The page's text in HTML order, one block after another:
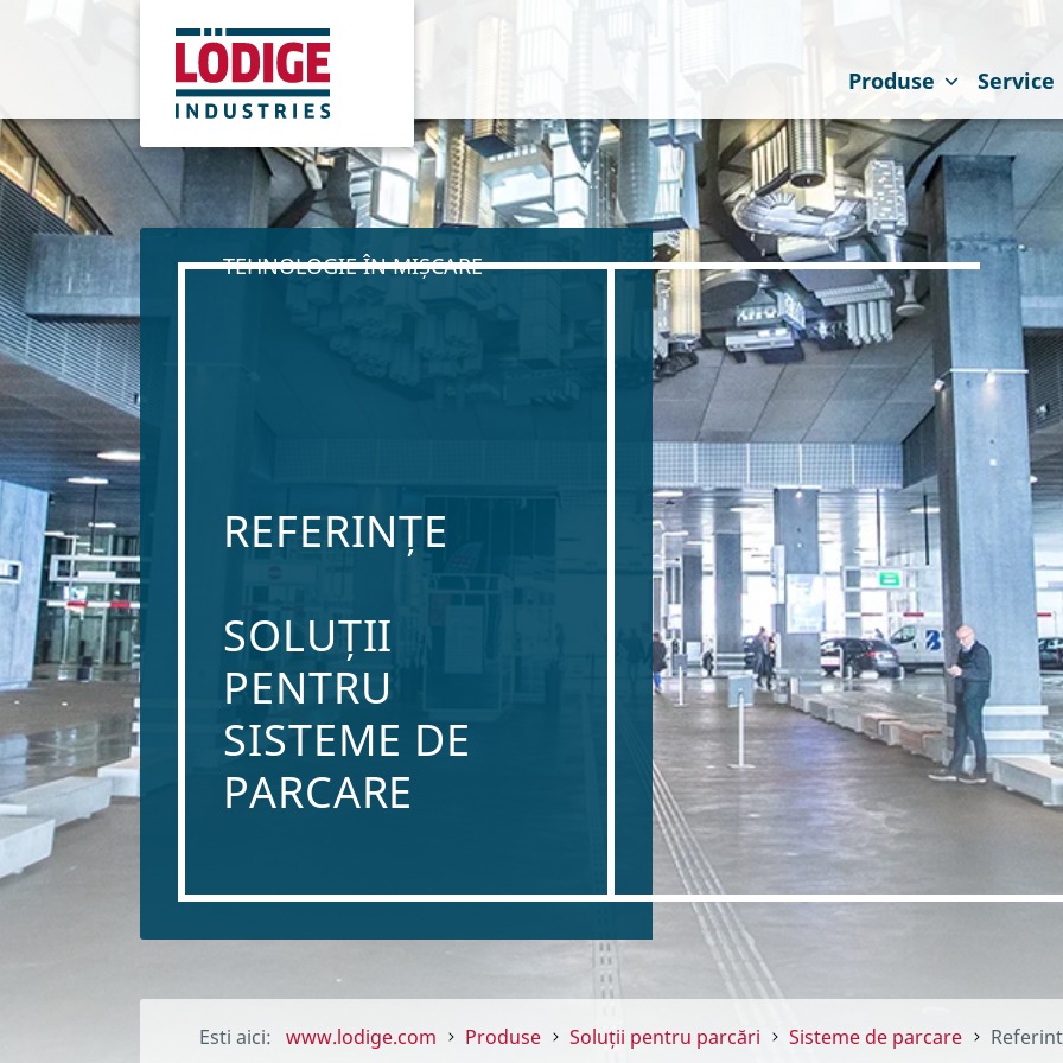
Produse Service
TEHNOLOGIE ÎN MIȘCARE
REFERINȚE
SOLUȚII
PENTRU
SISTEME DE
PARCARE
Esti aici: www.lodige.com Produse Soluții pentru parcări Sisteme de parcare